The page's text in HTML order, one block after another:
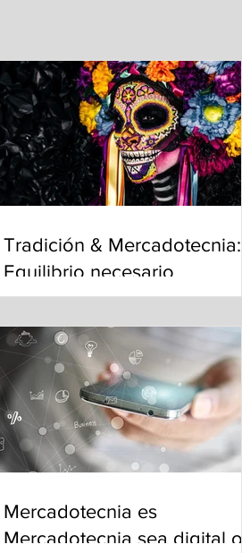
Tradición & Mercadotecnia:
Equilibrio necesario
Mercadotecnia es
Mercadotecnia sea digital o